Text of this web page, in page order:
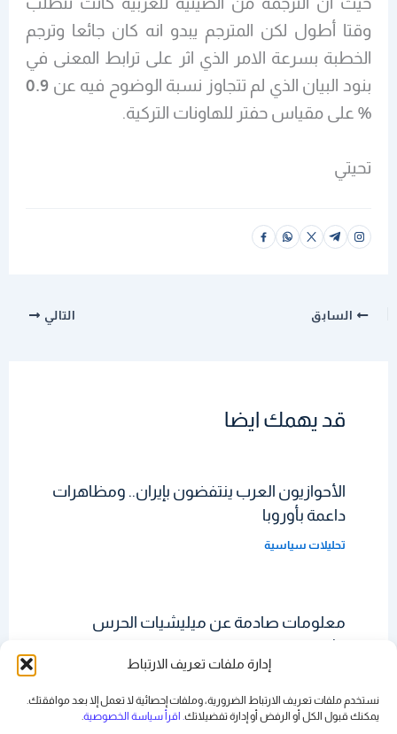
إدارة ملفات تعريف الارتباط
نستخدم ملفات تعريف الارتباط الضرورية، وملفات إحصائية لا تعمل إلا بعد موافقتك.
يمكنك قبول الكل أو الرفض أوإدارة تفضيلاتك. اقرأ سياسة الخصوصية.
وقتا أطول لكن المترجم يبدو انه كان جائعا وترجم
الخطبة بسرعة الامر الذي اثر على ترابط المعنى في
بنود البيان الذي لم تتجاوز نسبة الوضوح فيه عن 0.9
% على مقياس حفتر للهاونات التركية.
تحيتي
السابق التالي
قد يهمك ايضا
الأحوازيون العرب ينتفضون بإيران.. ومظاهرات
داعمة بأوروبا
تحليلات سياسية
معلومات صادمة عن ميليشيات الحرس
الثوري الإيراني
تحليلات سياسية